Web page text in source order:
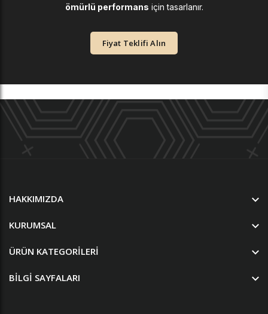
ömürlü performans için tasarlanır.
Fiyat Teklifi Alın
HAKKIMIZDA
KURUMSAL
ÜRÜN KATEGORILERI
BILGI SAYFALARI